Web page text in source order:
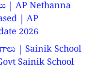
| AP Nethanna
| AP
2026
| Sainik School
Sainik School